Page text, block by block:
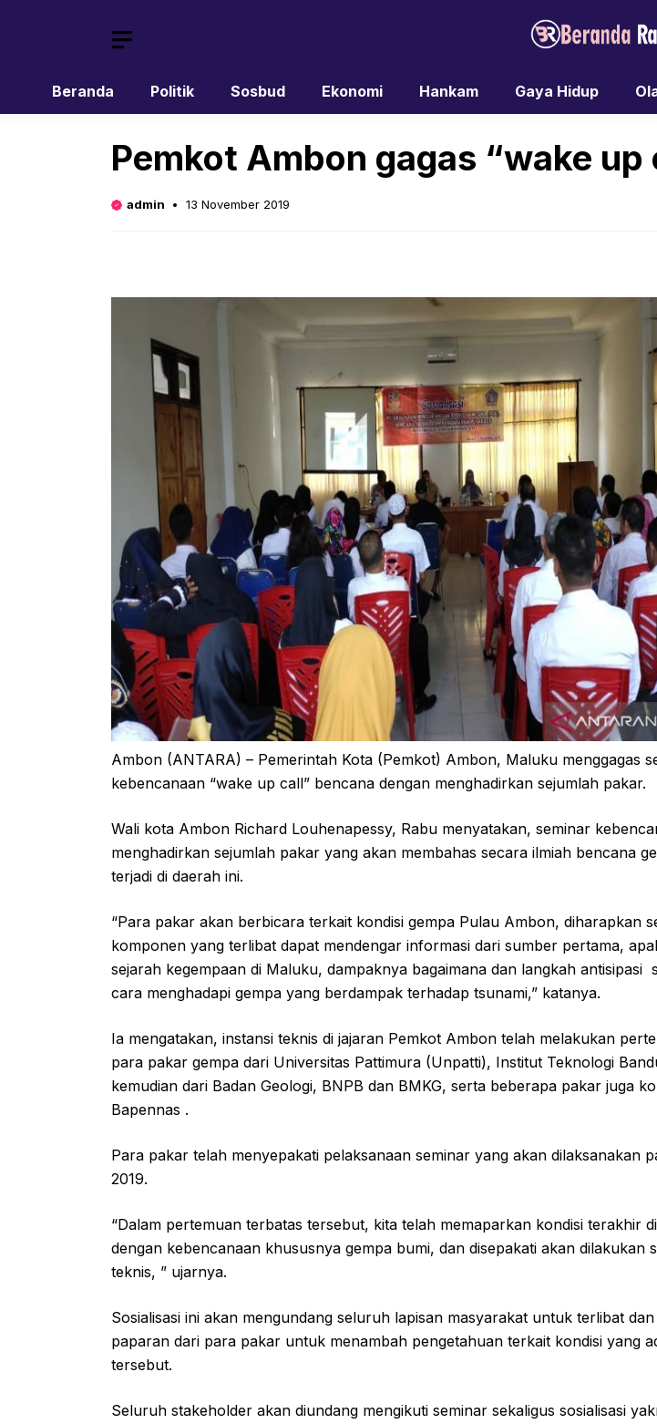
Beranda Politik Sosbud Ekonomi Hankam Gaya Hidup
Pemkot Ambon gagas “wake
admin 13 November 2019
Ambon (ANTARA) – Pemerintah Kota (Pemkot) Ambon, Maluku menggagas
kebencanaan “wake up call” bencana dengan menghadirkan sejumlah pakar.
Wali kota Ambon Richard Louhenapessy, Rabu menyatakan, seminar
menghadirkan sejumlah pakar yang akan membahas secara ilmiah bencana
terjadi di daerah ini.
“Para pakar akan berbicara terkait kondisi gempa Pulau Ambon, diharapkan
komponen yang terlibat dapat mendengar informasi dari sumber pertama,
sejarah kegempaan di Maluku, dampaknya bagaimana dan langkah antisipasi
cara menghadapi gempa yang berdampak terhadap tsunami,” katanya.
Ia mengatakan, instansi teknis di jajaran Pemkot Ambon telah melakukan
para pakar gempa dari Universitas Pattimura (Unpatti), Institut Teknologi
kemudian dari Badan Geologi, BNPB dan BMKG, serta beberapa pakar juga
Bapennas .
Para pakar telah menyepakati pelaksanaan seminar yang akan dilaksanakan
2019.
“Dalam pertemuan terbatas tersebut, kita telah memaparkan kondisi terakhir
dengan kebencanaan khususnya gempa bumi, dan disepakati akan dilakukan
teknis, ” ujarnya.
Sosialisasi ini akan mengundang seluruh lapisan masyarakat untuk terlibat
paparan dari para pakar untuk menambah pengetahuan terkait kondisi yang
tersebut.
Seluruh stakeholder akan diundang mengikuti seminar sekaligus sosialisasi